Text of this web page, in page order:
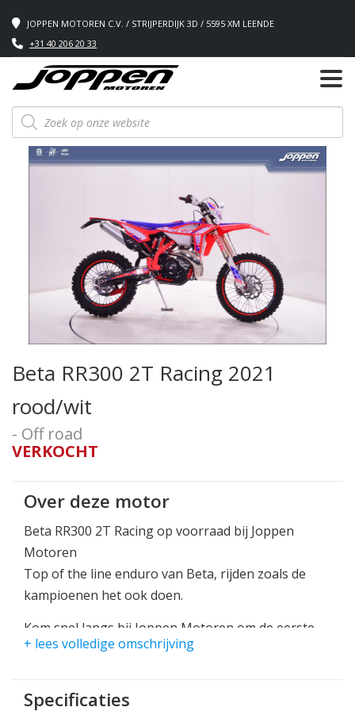
JOPPEN MOTOREN C.V. / STRIJPERDIJK 3D / 5595 XM LEENDE
+31 40 206 20 33
Producten
zoeken
Beta RR300 2T Racing 2021
rood/wit
- Off road
VERKOCHT
Over deze motor
Beta RR300 2T Racing op voorraad bij Joppen
Motoren
Top of the line enduro van Beta, rijden zoals de
kampioenen het ook doen.
Kom snel langs bij Joppen Motoren om de eerste
zijn!
Beta heeft als motto, Born To Win.
Dit zie je zeker terug in de EnduroGP wedstrijden!
+ lees volledige omschrijving
Specificaties